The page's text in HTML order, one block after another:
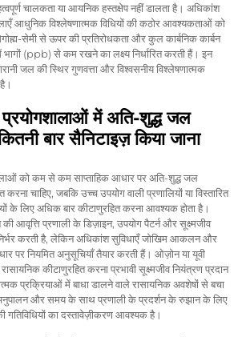
चालकता या आयनिक हस्तक्षेप नहीं डालता है। अधिकांश
आधुनिक विश्लेषणात्मक विधियों की कठोर आवश्यकताओं को
सेमी से ऊपर की प्रतिरोधकता और कुल कार्बनिक कार्बन
(ppb) से कम रखने का लक्ष्य निर्धारित करती हैं। इन
जल की स्थिर गुणवत्ता और विश्वसनीय विश्लेषणात्मक
प्रयोगशालाओं में अति-शुद्ध जल
बार सैनिटाइज़ किया जाना
को कम से कम साप्ताहिक आधार पर अति-शुद्ध जल
करना चाहिए, जबकि उच्च उपयोग वाली प्रणालियों या विस्तारित
के लिए अधिक बार कीटाणुरहित करना आवश्यक होता है।
की आवृत्ति प्रणाली के डिज़ाइन, उपयोग पैटर्न और सूक्ष्मजीव
निर्भर करती है, लेकिन अधिकांश सुविधाएँ जोखिम आकलन और
पर नियमित अनुसूचियाँ तैयार करती हैं। ओज़ोन या यूवी
कीटाणुरहित करना प्रभावी सूक्ष्मजीव नियंत्रण प्रदान
प्रक्रियाओं में बाधा डालने वाले रासायनिक अवशेषों से बचा
और समय के साथ प्रणाली के प्रदर्शन के रुझान के लिए
गतिविधियों का दस्तावेज़ीकरण आवश्यक है।